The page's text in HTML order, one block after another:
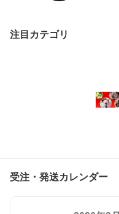
注目カテゴリ
受注・発送カレンダー